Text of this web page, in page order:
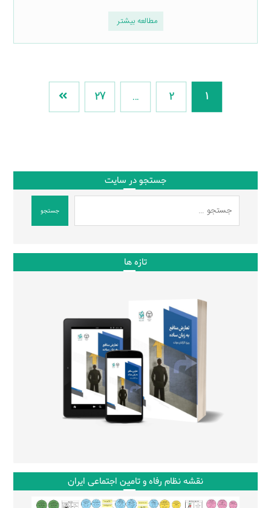
مطالعه بیشتر
1
2
…
27
جستجو در سایت
جستجو
تازه ها
نقشه نظام رفاه و تامین اجتماعی ایران